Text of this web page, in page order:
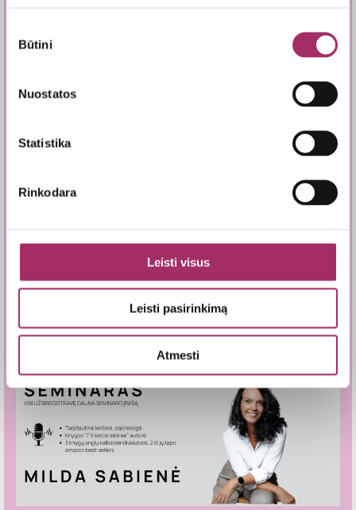
pasirinkimas
Būtini
Nuostatos
Statistika
Rinkodara
Leisti visus
Leisti pasirinkimą
Atmesti